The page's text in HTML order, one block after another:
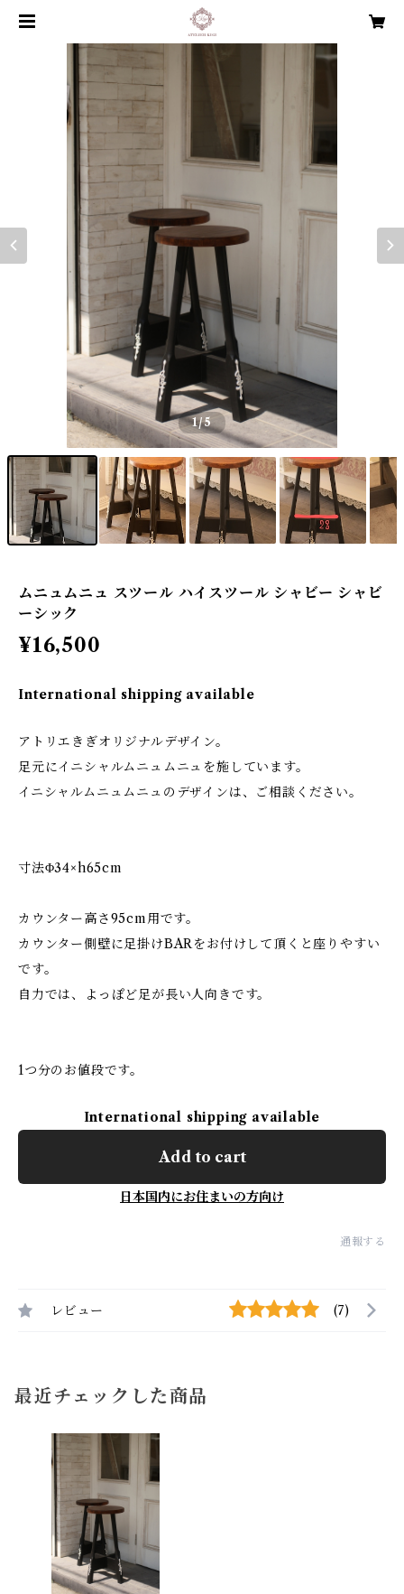
1/5
ムニュムニュ スツール ハイスツール シャビー シャビ
ーシック
¥16,500
International shipping available
アトリエきぎオリジナルデザイン。
足元にイニシャルムニュムニュを施しています。
イニシャルムニュムニュのデザインは、ご相談ください。
寸法Φ34×h65cm
カウンター高さ95cm用です。
カウンター側壁に足掛けBARをお付けして頂くと座りやすい
です。
自力では、よっぽど足が長い人向きです。
1つ分のお値段です。
International shipping available
Add to cart
日本国内にお住まいの方向け
通報する
レビュー (7)
最近チェックした商品